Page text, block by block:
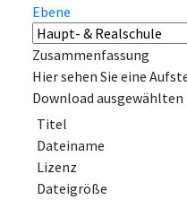
Ebene
Zusammenfassung
Hier sehen Sie eine
Download ausgewählten
Titel
Dateiname
Lizenz
Dateigröße